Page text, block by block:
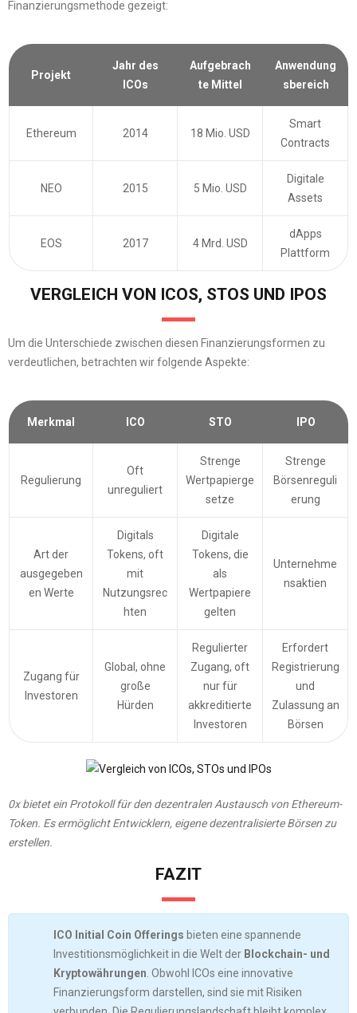
Finanzierungsmethode gezeigt:
Projekt
Jahr des
ICOs
Aufgebrach
te Mittel
Anwendung
sbereich
Ethereum 2014 18 Mio. USD
Smart
Contracts
NEO 2015 5 Mio. USD
Digitale
Assets
EOS 2017 4 Mrd. USD
dApps
Plattform
VERGLEICH VON ICOS, STOS UND IPOS
Um die Unterschiede zwischen diesen Finanzierungsformen zu
verdeutlichen, betrachten wir folgende Aspekte:
Merkmal ICO STO IPO
Regulierung
Oft
unreguliert
Strenge
Wertpapierge
setze
Strenge
Börsenreguli
erung
Art der
ausgegeben
en Werte
Digitals
Tokens, oft
mit
Nutzungsrec
hten
Digitale
Tokens, die
als
Wertpapiere
gelten
Unternehme
nsaktien
Zugang für
Investoren
Global, ohne
große
Hürden
Regulierter
Zugang, oft
nur für
akkreditierte
Investoren
Erfordert
Registrierung
und
Zulassung an
Börsen
0x bietet ein Protokoll für den dezentralen Austausch von Ethereum-
Token. Es ermöglicht Entwicklern, eigene dezentralisierte Börsen zu
erstellen.
FAZIT
ICO Initial Coin Offerings bieten eine spannende
Investitionsmöglichkeit in die Welt der Blockchain- und
Kryptowährungen . Obwohl ICOs eine innovative
Finanzierungsform darstellen, sind sie mit Risiken